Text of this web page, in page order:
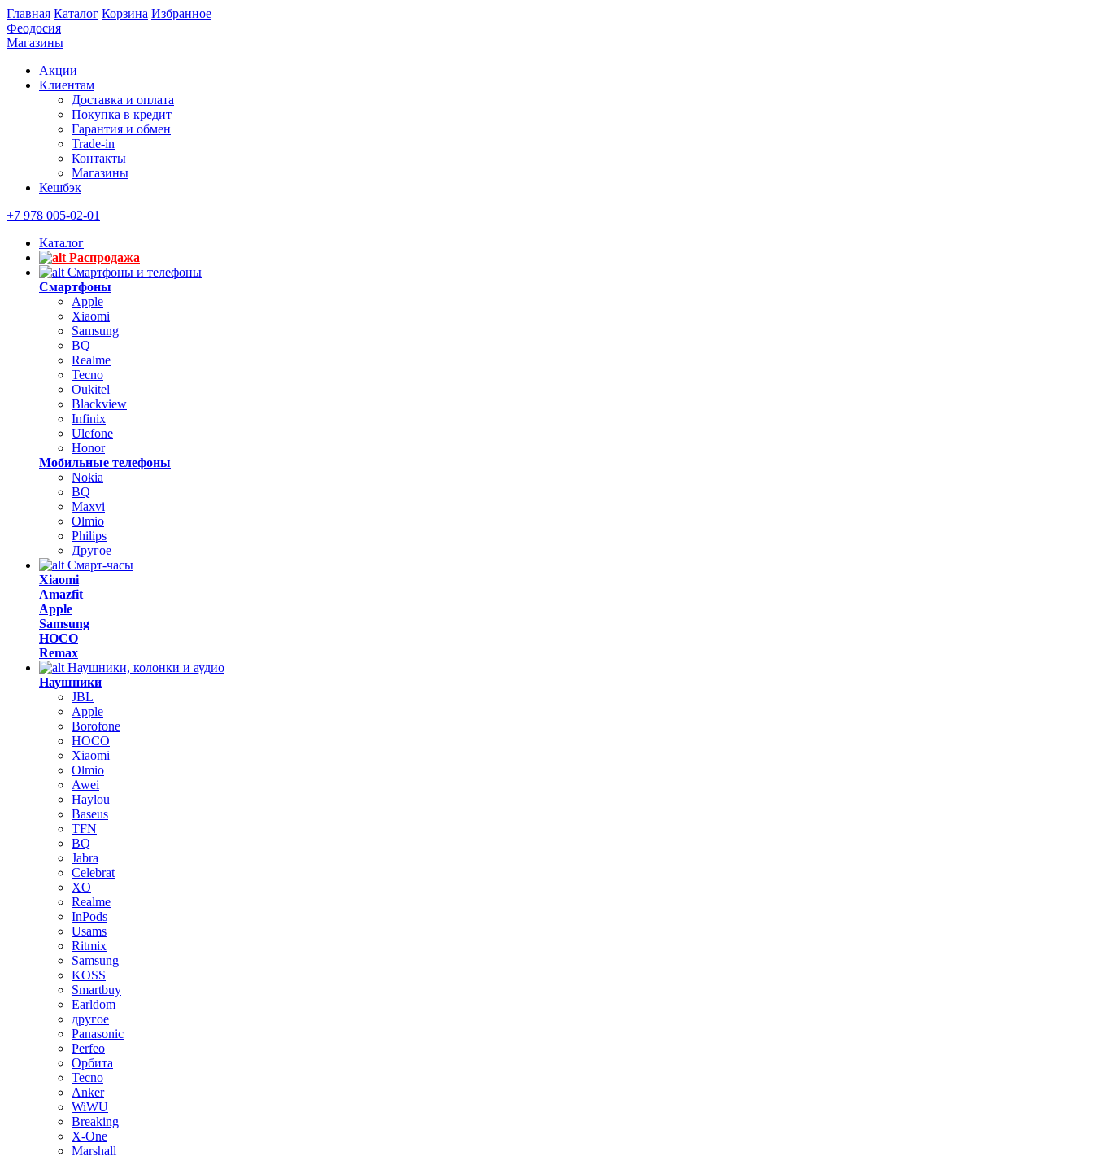
Главная Каталог Корзина Избранное
Феодосия
Магазины
Акции
Клиентам
Доставка и оплата
Покупка в кредит
Гарантия и обмен
Trade-in
Контакты
Магазины
Кешбэк
+7 978 005-02-01
Каталог
Распродажа
Смартфоны и телефоны
Смартфоны
Apple
Xiaomi
Samsung
BQ
Realme
Tecno
Oukitel
Blackview
Infinix
Ulefone
Honor
Мобильные телефоны
Nokia
BQ
Maxvi
Olmio
Philips
Другое
Смарт-часы
Xiaomi
Amazfit
Apple
Samsung
HOCO
Remax
Наушники, колонки и аудио
Наушники
JBL
Apple
Borofone
HOCO
Xiaomi
Olmio
Awei
Haylou
Baseus
TFN
BQ
Jabra
Celebrat
XO
Realme
InPods
Usams
Ritmix
Samsung
KOSS
Smartbuy
Earldom
другое
Panasonic
Perfeo
Орбита
Tecno
Anker
WiWU
Breaking
X-One
Marshall